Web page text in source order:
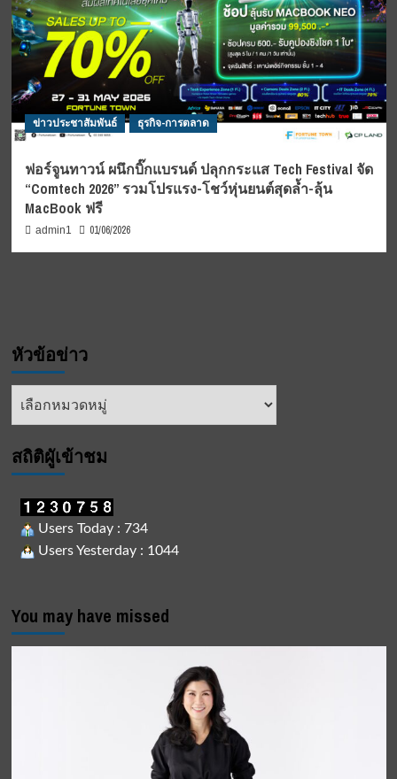
ข่าวประชาสัมพันธ์ ธุรกิจ-การตลาด
ฟอร์จูนทาวน์ ผนึกบิ๊กแบรนด์ ปลุกกระแส Tech Festival จัด
“Comtech 2026” รวมโปรแรง-โชว์หุ่นยนต์สุดล้ำ-ลุ้น
MacBook ฟรี
admin1 01/06/2026
หัวข้อข่าว
หัวข้อ
สถิติผูัเข้าชม
Users Today : 734
Users Yesterday : 1044
You may have missed